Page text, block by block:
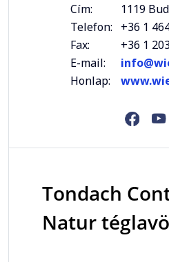
Cím:
1119
Telefon:
+36 1
Fax:
+36 1
E-mail:
Honlap:
Tondach
Natur